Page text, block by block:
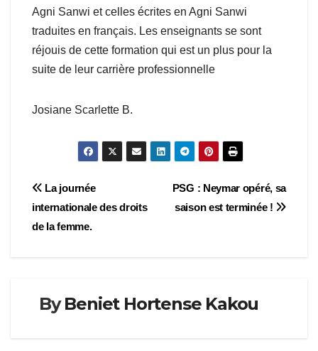
Agni Sanwi et celles écrites en Agni Sanwi
traduites en français. Les enseignants se sont
réjouis de cette formation qui est un plus pour la
suite de leur carrière professionnelle
Josiane Scarlette B.
Navigation
de
PSG : Neymar opéré, sa
saison est terminée !
La journée
internationale des droits
de la femme.
ByBeniet Hortense Kakou